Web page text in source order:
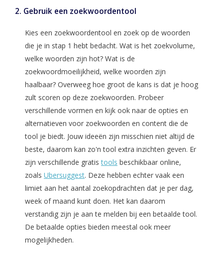
2. Gebruik een zoekwoordentool
Kies een zoekwoordentool en zoek op de woorden
die je in stap 1 hebt bedacht. Wat is het zoekvolume,
welke woorden zijn hot? Wat is de
zoekwoordmoeilijkheid, welke woorden zijn
haalbaar? Overweeg hoe groot de kans is dat je hoog
zult scoren op deze zoekwoorden. Probeer
verschillende vormen en kijk ook naar de opties en
alternatieven voor zoekwoorden en content die de
tool je biedt. Jouw ideeën zijn misschien niet altijd de
beste, daarom kan zo'n tool extra inzichten geven. Er
zijn verschillende gratistools beschikbaar online,
zoals Ubersuggest. Deze hebben echter vaak een
limiet aan het aantal zoekopdrachten dat je per dag,
week of maand kunt doen. Het kan daarom
verstandig zijn je aan te melden bij een betaalde tool.
De betaalde opties bieden meestal ook meer
mogelijkheden.